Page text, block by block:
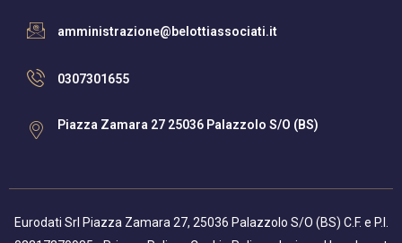
amministrazione@belottiassociati.it
0307301655
Piazza Zamara 27 25036 Palazzolo S/O (BS)
Eurodati Srl Piazza Zamara 27, 25036 Palazzolo S/O (BS) C.F. e P.I.